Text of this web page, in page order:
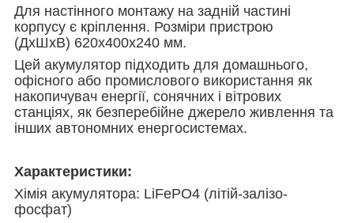
Для настінного монтажу на задній частині
корпусу є кріплення. Розміри пристрою
(ДхШхВ) 620x400x240 мм.
Цей акумулятор підходить для домашнього,
офісного або промислового використання як
накопичувач енергії, сонячних і вітрових
станціях, як безперебійне джерело живлення та
інших автономних енергосистемах.
Характеристики:
Хімія акумулятора: LiFePO4 (літій-залізо-
фосфат)